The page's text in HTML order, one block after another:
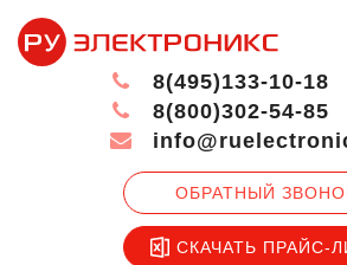
ОБРАТНЫЙ
СКАЧАТЬ ПРАЙС-
8(495)133-10-18
8(800)302-54-85